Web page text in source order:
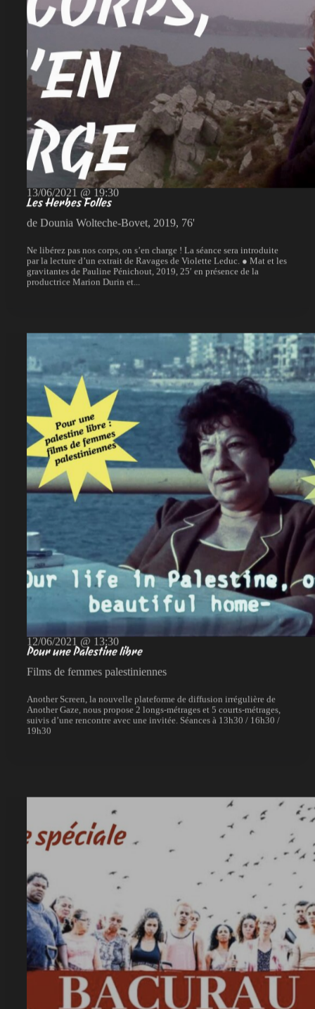
13/06/2021 @ 19:30
Les Herbes Folles
de Dounia Wolteche-Bovet, 2019, 76'
Ne libérez pas nos corps, on s’en charge ! La séance sera introduite
par la lecture d’un extrait de Ravages de Violette Leduc. ● Mat et les
gravitantes de Pauline Pénichout, 2019, 25′ en présence de la
productrice Marion Durin et...
12/06/2021 @ 13:30
Pour une Palestine libre
Films de femmes palestiniennes
Another Screen, la nouvelle plateforme de diffusion irrégulière de
Another Gaze, nous propose 2 longs-métrages et 5 courts-métrages,
suivis d’une rencontre avec une invitée. Séances à 13h30 / 16h30 /
19h30